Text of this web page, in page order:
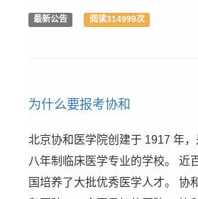
最新公告 阅读314999次
为什么要报考协和
北京协和医学院创建于 1917 年
八年制临床医学专业的学校。 近
国培养了大批优秀医学人才。 协